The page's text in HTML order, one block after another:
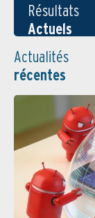
Résultats
Actuels
Actualités
récentes